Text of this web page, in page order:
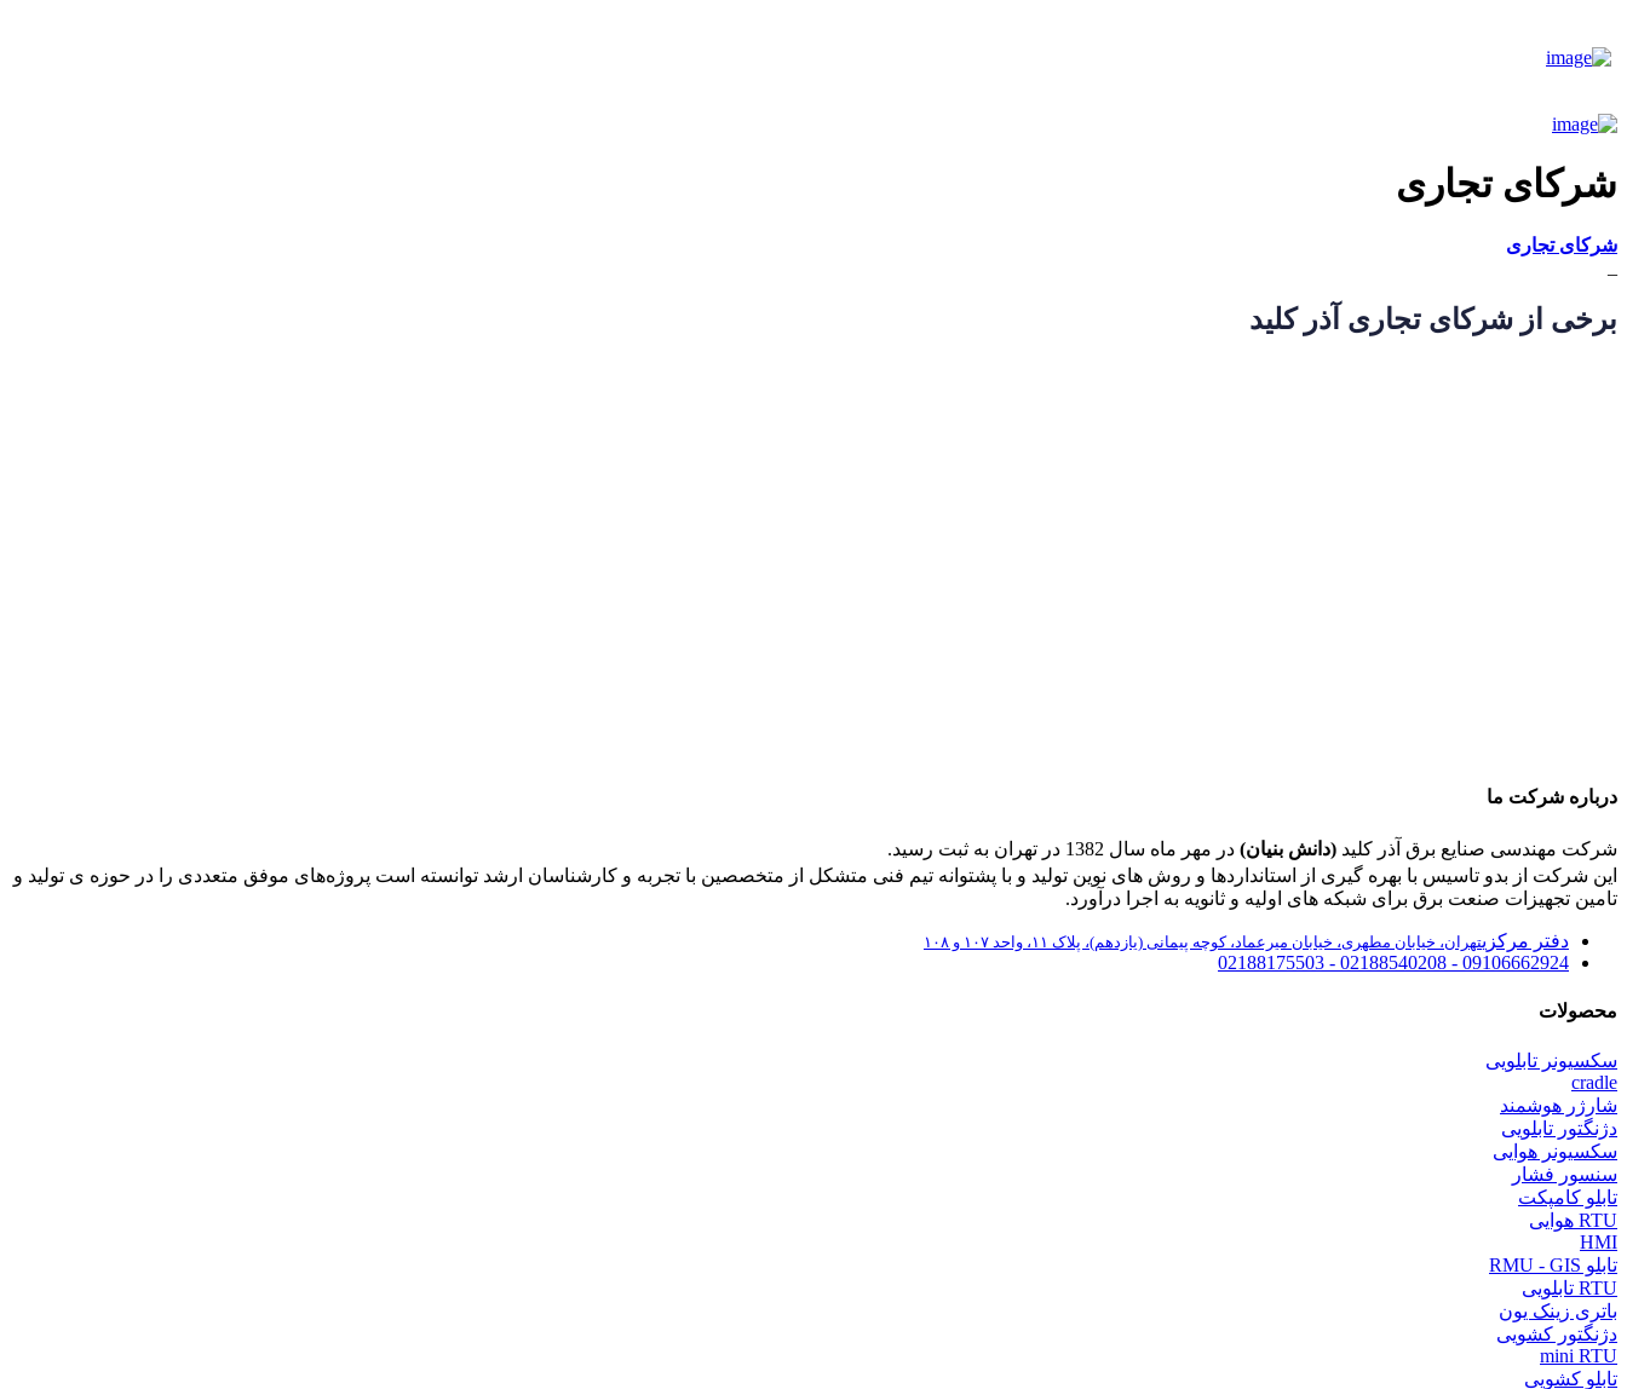
شرکای تجاری
شرکای تجاری
برخی از شرکای تجاری آذر کلید
درباره شرکت ما
شرکت مهندسی صنایع برق آذر کلید (دانش بنیان) در مهر ماه سال 1382 در تهران به ثبت رسید.
اين شرکت از بدو تاسيس با بهره گيری از استانداردها و روش های نوین توليد و با پشتوانه تيم فنی متشکل از متخصصين با تجربه و کارشناسان ارشد توانسته است پروژه‌های موفق متعددی را در حوزه ی تولید و
تامین تجهیزات صنعت برق برای شبکه های اولیه و ثانویه به اجرا درآورد.
دفتر مرکزیتهران، خیابان مطهری، خیابان میرعماد، کوچه پیمانی (یازدهم)، پلاک ۱۱، واحد ۱۰۷ و ۱۰۸
09106662924 - 02188540208 - 02188175503
محصولات
سکسیونر تابلویی
cradle
شارژر هوشمند
دژنگتور تابلویی
سکسیونر هوایی
سنسور فشار
تابلو کامپکت
RTU هوایی
HMI
تابلو RMU - GIS
RTU تابلویی
باتری زینک یون
دژنگتور کشویی
mini RTU
تابلو کشویی